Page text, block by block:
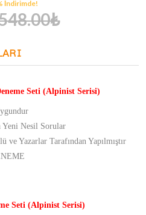
İndirimde!
Seti (Alpinist Serisi)
Yeni Nesil Sorular
ve Yazarlar Tarafından Yapılmıştır
Seti (Alpinist Serisi)